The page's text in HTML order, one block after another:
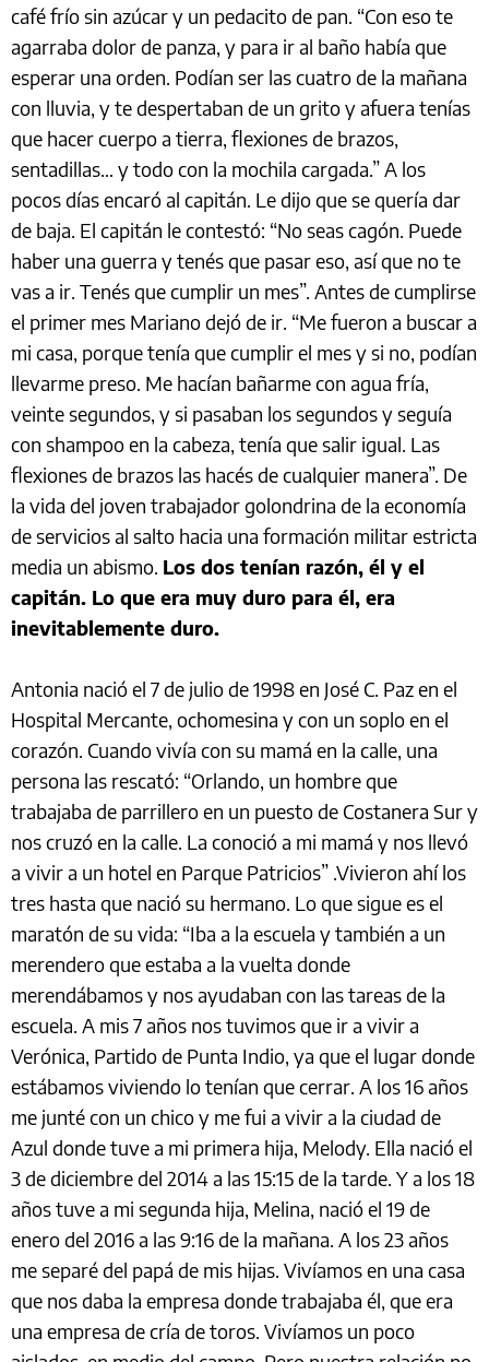
café frío sin azúcar y un pedacito de pan. “Con eso te
agarraba dolor de panza, y para ir al baño había que
esperar una orden. Podían ser las cuatro de la mañana
con lluvia, y te despertaban de un grito y afuera tenías
que hacer cuerpo a tierra, flexiones de brazos,
sentadillas… y todo con la mochila cargada.” A los
pocos días encaró al capitán. Le dijo que se quería dar
de baja. El capitán le contestó: “No seas cagón. Puede
haber una guerra y tenés que pasar eso, así que no te
vas a ir. Tenés que cumplir un mes”. Antes de cumplirse
el primer mes Mariano dejó de ir. “Me fueron a buscar a
mi casa, porque tenía que cumplir el mes y si no, podían
llevarme preso. Me hacían bañarme con agua fría,
veinte segundos, y si pasaban los segundos y seguía
con shampoo en la cabeza, tenía que salir igual. Las
flexiones de brazos las hacés de cualquier manera”. De
la vida del joven trabajador golondrina de la economía
de servicios al salto hacia una formación militar estricta
media un abismo. Los dos tenían razón, él y el
capitán. Lo que era muy duro para él, era
inevitablemente duro.
Antonia nació el 7 de julio de 1998 en José C. Paz en el
Hospital Mercante, ochomesina y con un soplo en el
corazón. Cuando vivía con su mamá en la calle, una
persona las rescató: “Orlando, un hombre que
trabajaba de parrillero en un puesto de Costanera Sur y
nos cruzó en la calle. La conoció a mi mamá y nos llevó
a vivir a un hotel en Parque Patricios” .Vivieron ahí los
tres hasta que nació su hermano. Lo que sigue es el
maratón de su vida: “Iba a la escuela y también a un
merendero que estaba a la vuelta donde
merendábamos y nos ayudaban con las tareas de la
escuela. A mis 7 años nos tuvimos que ir a vivir a
Verónica, Partido de Punta Indio, ya que el lugar donde
estábamos viviendo lo tenían que cerrar. A los 16 años
me junté con un chico y me fui a vivir a la ciudad de
Azul donde tuve a mi primera hija, Melody. Ella nació el
3 de diciembre del 2014 a las 15:15 de la tarde. Y a los 18
años tuve a mi segunda hija, Melina, nació el 19 de
enero del 2016 a las 9:16 de la mañana. A los 23 años
me separé del papá de mis hijas. Vivíamos en una casa
que nos daba la empresa donde trabajaba él, que era
una empresa de cría de toros. Vivíamos un poco